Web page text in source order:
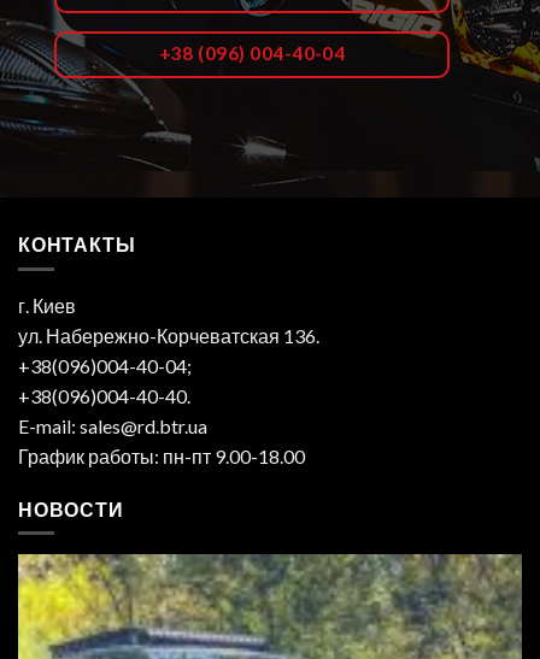
+38 (096) 004-40-04
КОНТАКТЫ
г. Киев
ул. Набережно-Корчеватская 136.
+38(096)004-40-04;
+38(096)004-40-40.
E-mail: sales@rd.btr.ua
График работы: пн-пт 9.00-18.00
НОВОСТИ